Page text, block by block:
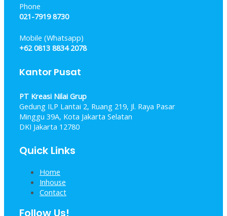
Phone
021-7919 8730
Mobile (Whatsapp)
+62 0813 8834 2078
Kantor Pusat
PT Kreasi Nilai Grup
Gedung ILP Lantai 2, Ruang 219, Jl. Raya Pasar
Minggu 39A, Kota Jakarta Selatan
DKI Jakarta 12780
Quick Links
Home
Inhouse
Contact
Follow Us!